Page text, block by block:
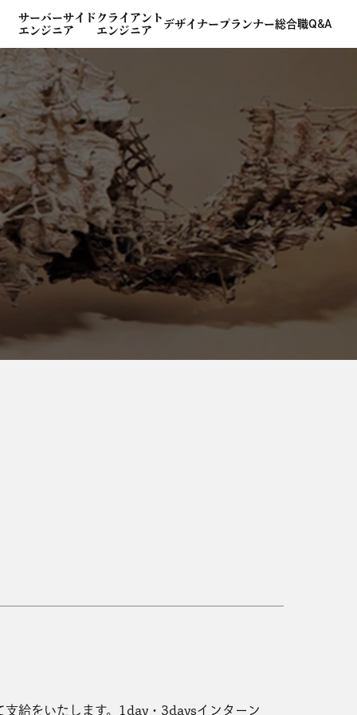
サーバーサイド
エンジニア
クライアント
エンジニア
デザイナープランナー総合職Q&A
給をいたします。1day・3daysインターン